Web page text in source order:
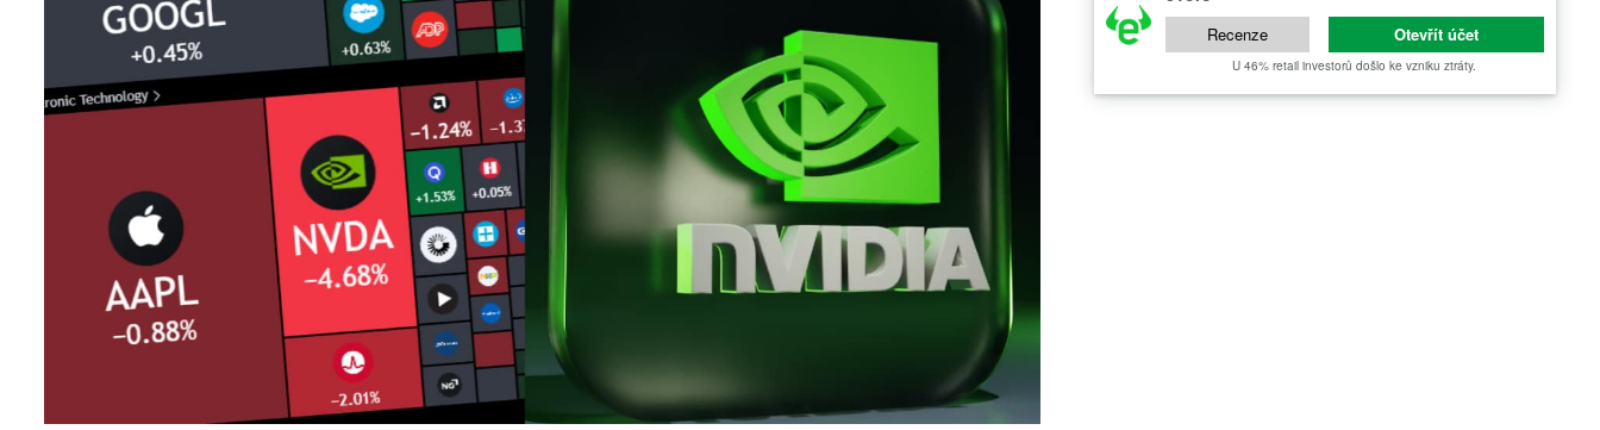
Recenze Otevřít účet
U 46% retail investorů došlo ke vzniku ztráty.